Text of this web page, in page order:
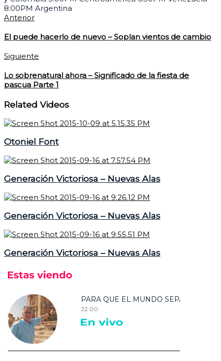
8:00PM Argentina
Anterior
El puede hacerlo de nuevo – Soplan vientos de cambio
Siguiente
Lo sobrenatural ahora – Significado de la fiesta de
pascua Parte 1
Related Videos
Otoniel Font
Generación Victoriosa – Nuevas Alas
Generación Victoriosa – Nuevas Alas
Generación Victoriosa – Nuevas Alas